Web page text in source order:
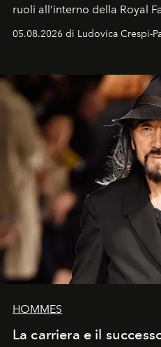
ruoli all’interno della Royal
05.08.2026 di Ludovica Crespi-
HOMMES
La carriera e il